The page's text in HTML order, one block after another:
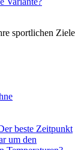
sportlichen Ziele
beste Zeitpunkt
um den